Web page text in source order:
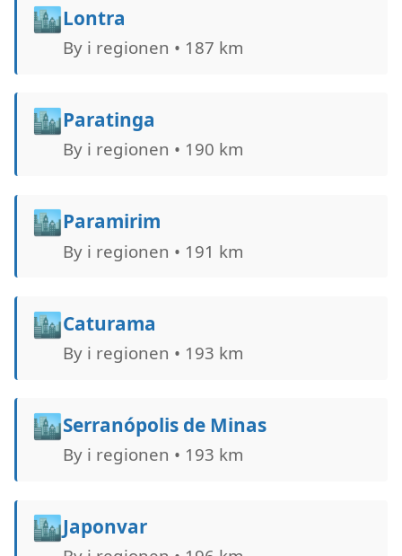
🏙️Lontra
By i regionen • 187 km
🏙️Paratinga
By i regionen • 190 km
🏙️Paramirim
By i regionen • 191 km
🏙️Caturama
By i regionen • 193 km
🏙️Serranópolis de Minas
By i regionen • 193 km
🏙️Japonvar